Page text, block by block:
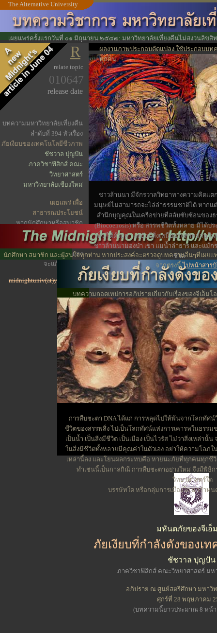
เผยแพร่ครั้งแรกวันที่ ๐๑ มิถุนายน ๒๕๔๗: มหาวิทยาลัยเที่ยงคืนไม่สงวนลิขสิ
ประโยชน์ทางวิชาการ
บทความมหาวิทยาลัยเที่ยงคืน
ลำดับที่ 394 หัวเรื่อง
ภัยเงียบของเทคโนโลยีชีวภาพ
ชัชวาล ปุญปัน
ภาควิชาฟิสิกส์ คณะ
วิทยาศาสตร์
มหาวิทยาลัยเชียงใหม่
เผยแพร่ เพื่อ
สาธารณประโยชน์
หากนักศึกษาหรือสมาชิก
ประสบ
ปัญหาภาพและตัวหนังสือซ้อน
กัน กรุณาลดขนาดของ font ลง
จะแก้ปัญหาได้
midnightuniv(at)yahoo.com
R
relate topic
010647
release date
ผลงานภาพประกอบดัดแปลง ใช้ประกอบบท
ทุกคน
The Alternative University
มหันตภัยของจีเอ็
ภัยเงียบที่กำลังดังของเ
ชัชวาล ปุญปัน
ภาควิชาฟิสิกส์ คณะวิทยาศาสตร์ มห
อภิปราย ณ ศูนย์สตรีศึกษา มหาวิ
ศุกร์ที่ 28 พฤษภาคม
(บทความนี้ยาวประมาณ 8 หน้า
ชาวล้านนา มีจักรวาลวิทยาทางความคิดแต
มนุษย์ไม่สามารถจะไล่ล่าธรรมชาติได้ หากแ
สำนึกบุญคุณในเครือข่ายที่สลับซับซ้อนของ
(Biocoenosis) หรือ สรรพชีวิตทั้งหลาย มิได้ป
เห็นได้ด้วยตา แต่ยังมีสิ่งเหนือประสาทจักษุใ
ชาวล้านนามองป่า เขา แม่น้ำลำธาร และแม้ก
ชีวิต
บทความถอดเทปการอภิปรายเกี่ยวกับเรื่องของจีเอ็ม
โดยที่เราอาจไม่ทั
การสืบชะตา DNA ได้แก่ การหลุดไปให้พ้นจากโลกทัศ
ชีวิตของสรรพสิ่ง ไปเป็นโลกทัศน์แห่งการเคารพในธรร
เป็นน้ำ เป็นสิ่งมีชีวิต เป็นเมือง เป็นไวรัส ไม่ว่าสิ่งเหล่า
ในสิ่งมีชีวิตทั้งหลายมีคุณค่าในตัวเอง อย่าให้ความโลภใ
เหล่านี้ลง และโยนผลกระทบคือ หายนะภัยที่ทุกคนทุกชีวิ
ทำเช่นนี้เป็นกาลกิณี การสืบชะตาอย่างใหม่ จึงมีพิธี
วิทยาศาสตร์ใด
บรรษัทใด หรือกลุ่มการเมืองใด มากำห
นักศึกษา สมาชิก และผู้สนใจทุกท่าน หากประสงค์จะตรวจดูบทความอื่นๆที่เผย
จากตรงนี้ไปหน้าสาร